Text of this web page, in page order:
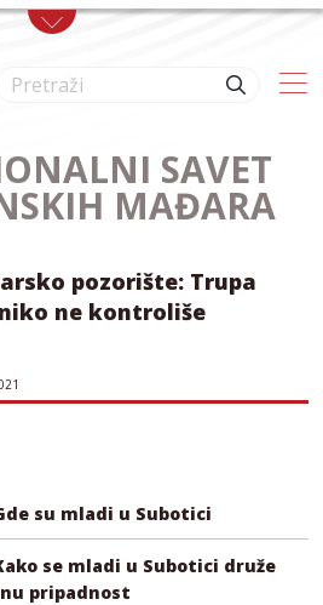
SAVET
MAĐARA
pozorište: Trupa
ne kontroliše
Gde su mladi u Subotici
Kako se mladi u Subotici druže
pripadnost